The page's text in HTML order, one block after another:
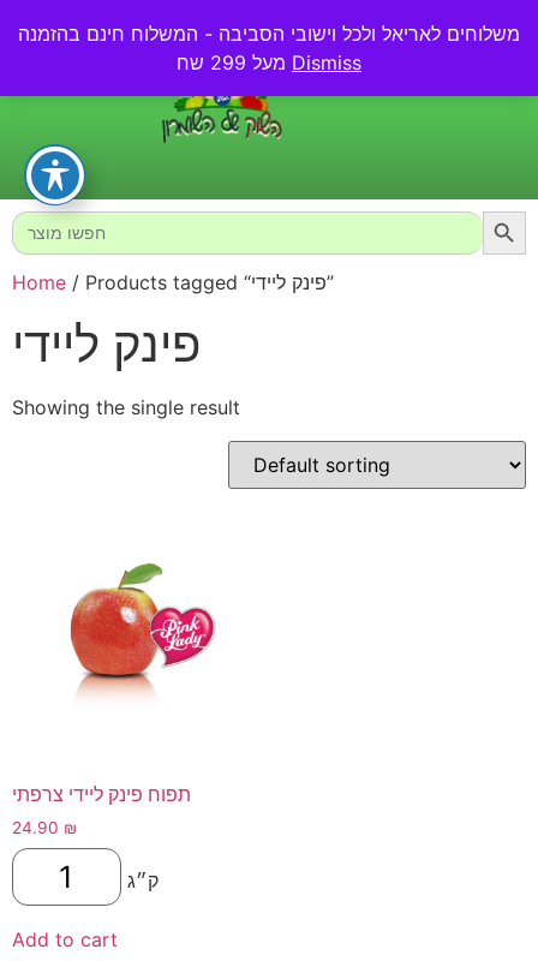
משלוחים לאריאל ולכל וישובי הסביבה - המשלוח חינם בהזמנה
Dismiss
0.00₪
Search
for:
Home / Products tagged “פינק ליידי”
פינק ליידי
Showing the single result
תפוח פינק ליידי צרפתי
24.90 ₪
ק״ג
Add to cart